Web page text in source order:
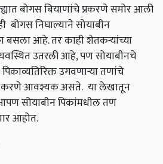
बोगस बियाणांचे प्रकरणे समोर आली
बोगस निघाल्याने सोयाबीन
बसला आहे. तर काही शेतकऱ्यांच्या
उतरली आहे, पण सोयाबीनचे
उगवणार्‍या तणांचे
करणे आवश्यक असते. या लेखातून
सोयाबीन पि‍कांमधील तण
आहोत.